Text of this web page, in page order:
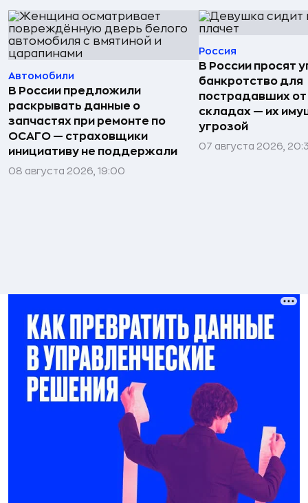
Автомобили
В России предложили
раскрывать данные о
запчастях при ремонте по
ОСАГО — страховщики
инициативу не поддержали
08 августа 2026, 19:00
Россия
В России просят
банкротство для
пострадавших
складах — их
угрозой
07 августа 2026,